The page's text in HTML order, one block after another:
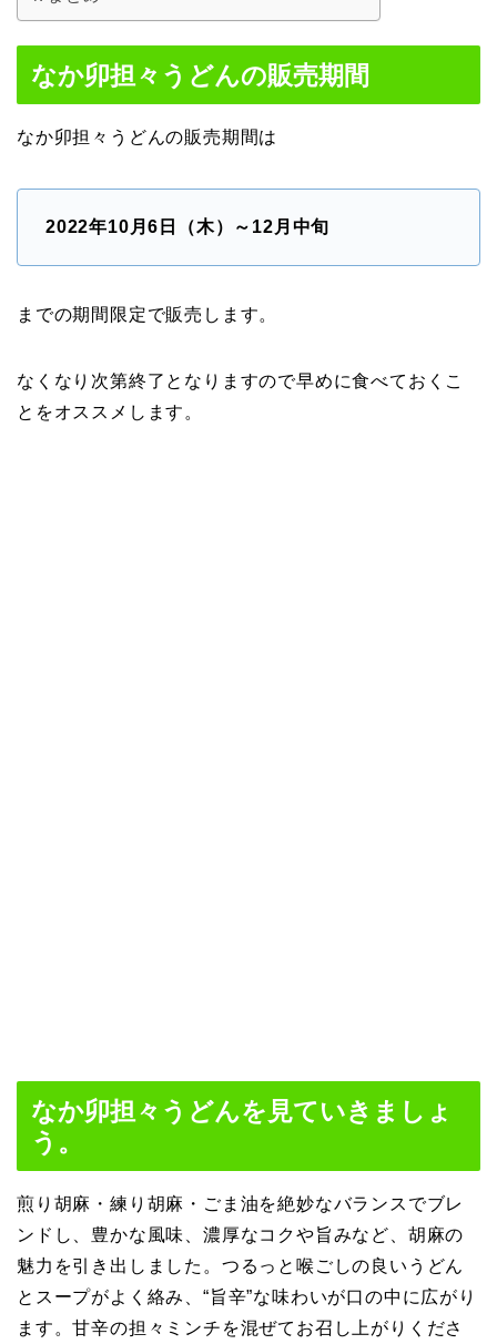
なか卯担々うどんの販売期間
なか卯担々うどんの販売期間は
2022年10月6日（木）～12月中旬
までの期間限定で販売します。
なくなり次第終了となりますので早めに食べておくこ
とをオススメします。
なか卯担々うどんを見ていきましょ
う。
煎り胡麻・練り胡麻・ごま油を絶妙なバランスでブレ
ンドし、豊かな風味、濃厚なコクや旨みなど、胡麻の
魅力を引き出しました。つるっと喉ごしの良いうどん
とスープがよく絡み、“旨辛”な味わいが口の中に広がり
ます。甘辛の担々ミンチを混ぜてお召し上がりくださ